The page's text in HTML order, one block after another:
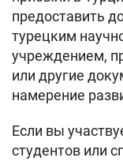
предоставить
турецким
учреждением,
или другие
намерение
Если вы
студентов или